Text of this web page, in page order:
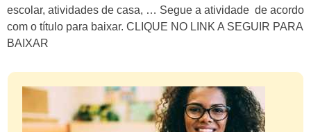
escolar, atividades de casa, … Segue a atividade de acordo
com o título para baixar. CLIQUE NO LINK A SEGUIR PARA
BAIXAR